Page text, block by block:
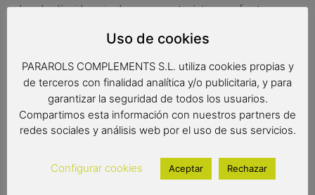
absorbe líquidos ni sabores,característica perfecta para
mantenimiento especial tan solo es aconsejable aplicarle
una capa fina de aceite de vez en cuando para que
mantenga su color.
Recomendamos su limpieza con agua y jabón y después
un buen secado, desaconsejamos el uso del lavavajillas.
Uso de cookies
PARAROLS COMPLEMENTS S.L. utiliza cookies propias y
de terceros con finalidad analítica y/o publicitaria, y para
garantizar la seguridad de todos los usuarios.
Compartimos esta información con nuestros partners de
redes sociales y análisis web por el uso de sus servicios.
Configurar cookies Aceptar Rechazar